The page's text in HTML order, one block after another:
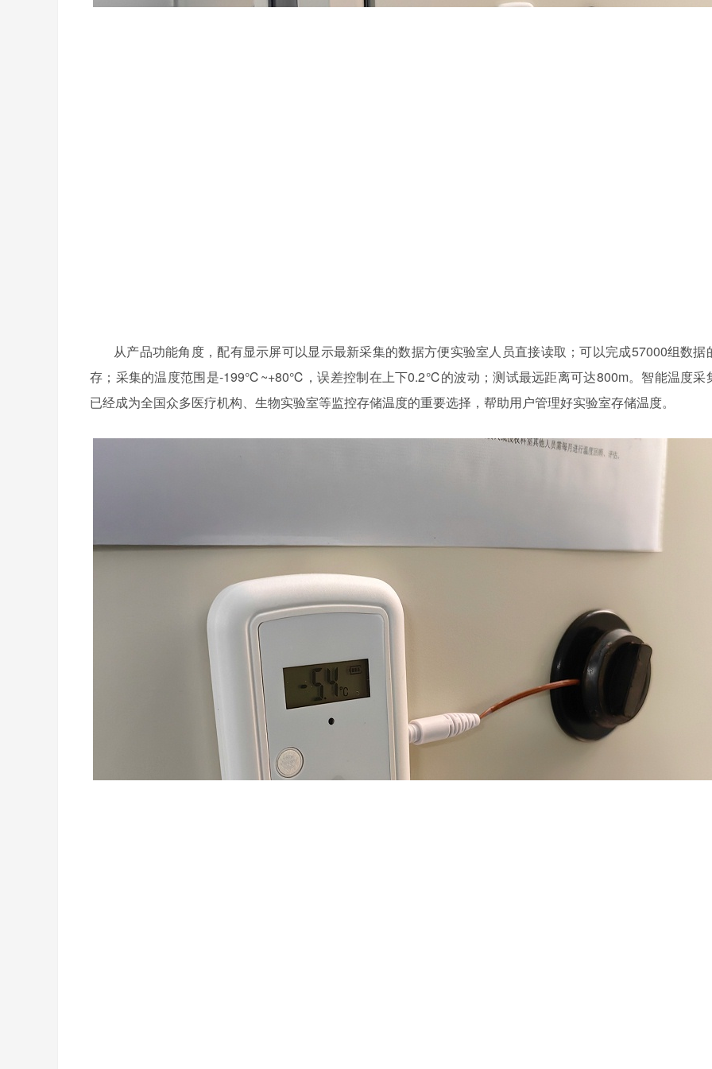
从产品功能角度，配有显示屏可以显示最新采集的数据方便实验室人员直接读取；可以完成57000组数据
存；采集的温度范围是-199℃~+80℃，误差控制在上下0.2℃的波动；测试最远距离可达800m。智能温度采
已经成为全国众多医疗机构、生物实验室等监控存储温度的重要选择，帮助用户管理好实验室存储温度。